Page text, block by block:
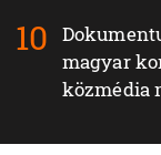
magyar
közmédia